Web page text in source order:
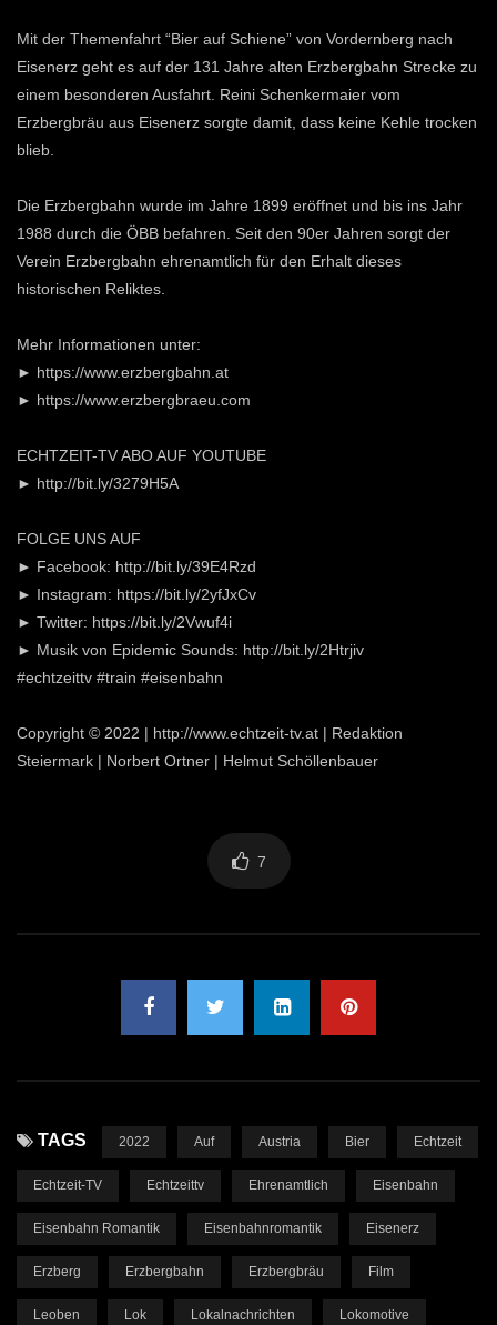
Mit der Themenfahrt “Bier auf Schiene” von Vordernberg nach
Eisenerz geht es auf der 131 Jahre alten Erzbergbahn Strecke zu
einem besonderen Ausfahrt. Reini Schenkermaier vom
Erzbergbräu aus Eisenerz sorgte damit, dass keine Kehle trocken
blieb.
Die Erzbergbahn wurde im Jahre 1899 eröffnet und bis ins Jahr
1988 durch die ÖBB befahren. Seit den 90er Jahren sorgt der
Verein Erzbergbahn ehrenamtlich für den Erhalt dieses
historischen Reliktes.
Mehr Informationen unter:
► https://www.erzbergbahn.at
► https://www.erzbergbraeu.com
ECHTZEIT-TV ABO AUF YOUTUBE
► http://bit.ly/3279H5A
FOLGE UNS AUF
► Facebook: http://bit.ly/39E4Rzd
► Instagram: https://bit.ly/2yfJxCv
► Twitter: https://bit.ly/2Vwuf4i
► Musik von Epidemic Sounds: http://bit.ly/2Htrjiv
#echtzeittv #train #eisenbahn
Copyright © 2022 | http://www.echtzeit-tv.at | Redaktion
Steiermark | Norbert Ortner | Helmut Schöllenbauer
7
TAGS 2022 Auf Austria Bier Echtzeit
Echtzeit-TV Echtzeittv Ehrenamtlich Eisenbahn
Eisenbahn Romantik Eisenbahnromantik Eisenerz
Erzberg Erzbergbahn Erzbergbräu Film
Leoben Lok Lokalnachrichten Lokomotive